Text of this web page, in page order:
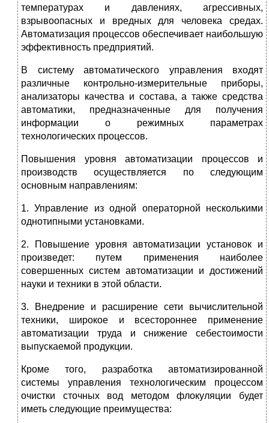
температурах и давлениях, агрессивных,
взрывоопасных и вредных для человека средах.
Автоматизация процессов обеспечивает наибольшую
эффективность предприятий.
В систему автоматического управления входят
различные контрольно-измерительные приборы,
анализаторы качества и состава, а также средства
автоматики, предназначенные для получения
информации о режимных параметрах
технологических процессов.
Повышения уровня автоматизации процессов и
производств осуществляется по следующим
основным направлениям:
1. Управление из одной операторной несколькими
однотипными установками.
2. Повышение уровня автоматизации установок и
произведет: путем применения наиболее
совершенных систем автоматизации и достижений
науки и техники в этой области.
3. Внедрение и расширение сети вычислительной
техники, широкое и всестороннее применение
автоматизации труда и снижение себестоимости
выпускаемой продукции.
Кроме того, разработка автоматизированной
системы управления технологическим процессом
очистки сточных вод методом флокуляции будет
иметь следующие преимущества: